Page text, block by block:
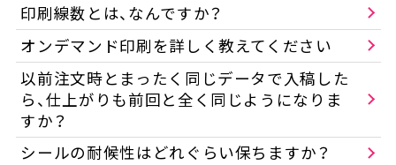
印刷線数とは、なんですか？
オンデマンド印刷を詳しく教えてください
以前注文時とまったく同じデータで入稿した
ら、仕上がりも前回と全く同じようになりま
すか？
シールの耐候性はどれぐらい保ちますか？